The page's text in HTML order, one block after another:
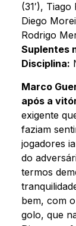
(31′),
Diego
Rodrigo
Suplentes
Disciplina:
Marco
após a
exigente
faziam
jogadores
do
termos
bem, com
golo, que